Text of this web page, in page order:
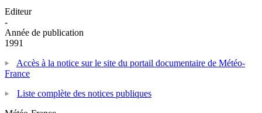
Editeur
-
Année de publication
1991
Accès à la notice sur le site du portail documentaire de Météo-
France
Liste complète des notices publiques